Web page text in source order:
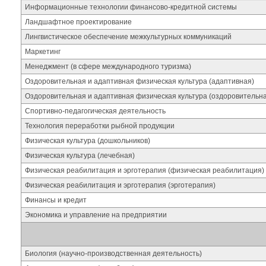
Информационные технологии финансово-кредитной системы
Ландшафтное проектирование
Лингвистическое обеспечение межкультурных коммуникаций
Маркетинг
Менеджмент (в сфере международного туризма)
Оздоровительная и адаптивная физическая культура (адаптивная)
Оздоровительная и адаптивная физическая культура
Спортивно-педагогическая деятельность
Технология переработки рыбной продукции
Физическая культура (дошкольников)
Физическая культура (лечебная)
Физическая реабилитация и эрготерапия (физическая реабилитация)
Физическая реабилитация и эрготерапия (эрготерапия)
Финансы и кредит
Экономика и управление на предприятии
Биология (научно-производственная деятельность)